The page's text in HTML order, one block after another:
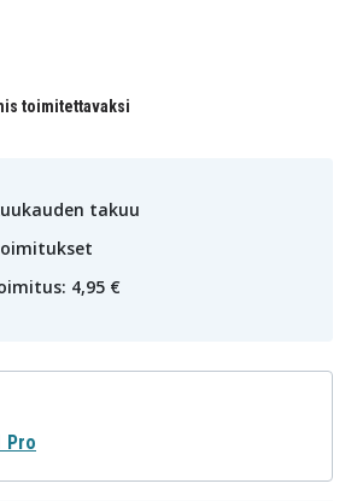
toimitettavaksi
takuu
4,95 €
Pro